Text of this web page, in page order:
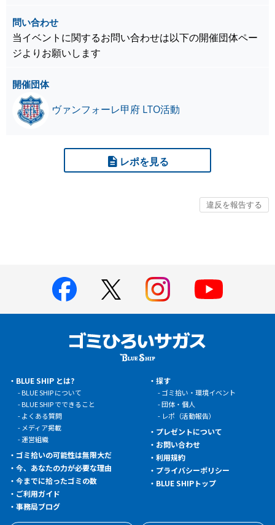
問い合わせ
当イベントに関するお問い合わせは以下の開催団体ペー
ジよりお願いします
開催団体
ヴァンフォーレ甲府 LTO活動
レポを見る
BLUE SHIP とは?
BLUE SHIP について
BLUE SHIP でできること
よくある質問
メディア掲載
運営組織
ゴミ拾いの可能性は無限大だ
今、あなたの力が必要な理由
今までに拾ったゴミの数
ご利用ガイド
事務局ブログ
探す
ゴミ拾い・環境イベント
団体・個人
レポ（活動報告）
プレゼントについて
お問い合わせ
利用規約
プライバシーポリシー
BLUE SHIPトップ